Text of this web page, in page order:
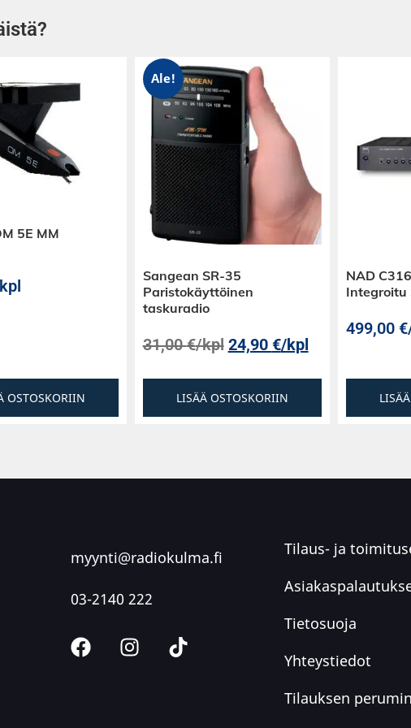
5E MM
OSTOSKORIIN
Ale!
Sangean SR-35
Paristokäyttöinen
taskuradio
31,00€/kpl 24,90 €/kpl
LISÄÄ OSTOSKORIIN
NAD
Integroitu
499,00 €
myynti@radiokulma.fi
03-2140 222
Tilaus- ja
Tietosuoja
Yhteystiedot
Tilauksen